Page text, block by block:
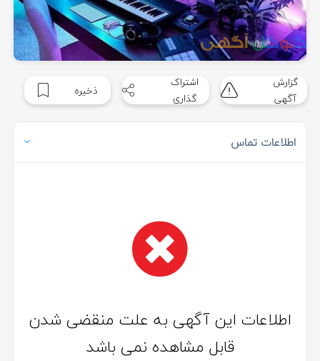
گزارش
آگهی
اشتراک
گذاری
ذخیره
اطلاعات تماس
اطلاعات این آگهی به علت منقضی شدن
قابل مشاهده نمی باشد